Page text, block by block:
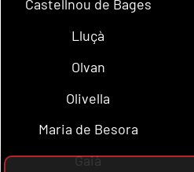
Castellnou de Bages
Lluçà
Olvan
Olivella
Maria de Besora
Gaià